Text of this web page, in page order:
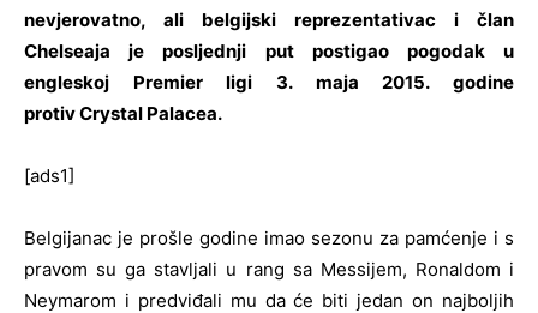
nevjerovatno, ali belgijski reprezentativac i član
Chelseaja je posljednji put postigao pogodak u
engleskoj Premier ligi 3. maja 2015. godine
protiv Crystal Palacea.
[ads1]
Belgijanac je prošle godine imao sezonu za pamćenje i s
pravom su ga stavljali u rang sa Messijem, Ronaldom i
Neymarom i predviđali mu da će biti jedan on najboljih